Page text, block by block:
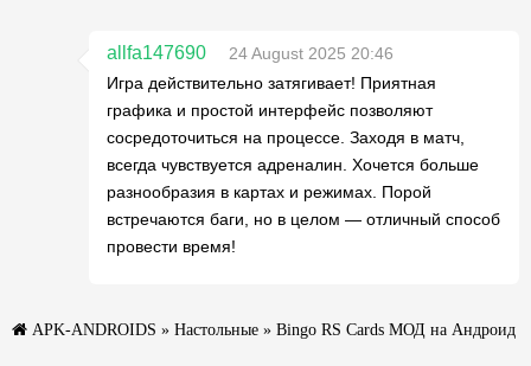
allfa147690
24 August 2025 20:46
Игра действительно затягивает! Приятная
графика и простой интерфейс позволяют
сосредоточиться на процессе. Заходя в матч,
всегда чувствуется адреналин. Хочется больше
разнообразия в картах и режимах. Порой
встречаются баги, но в целом — отличный способ
провести время!
APK-ANDROIDS » Настольные » Bingo RS Cards МОД на Андроид